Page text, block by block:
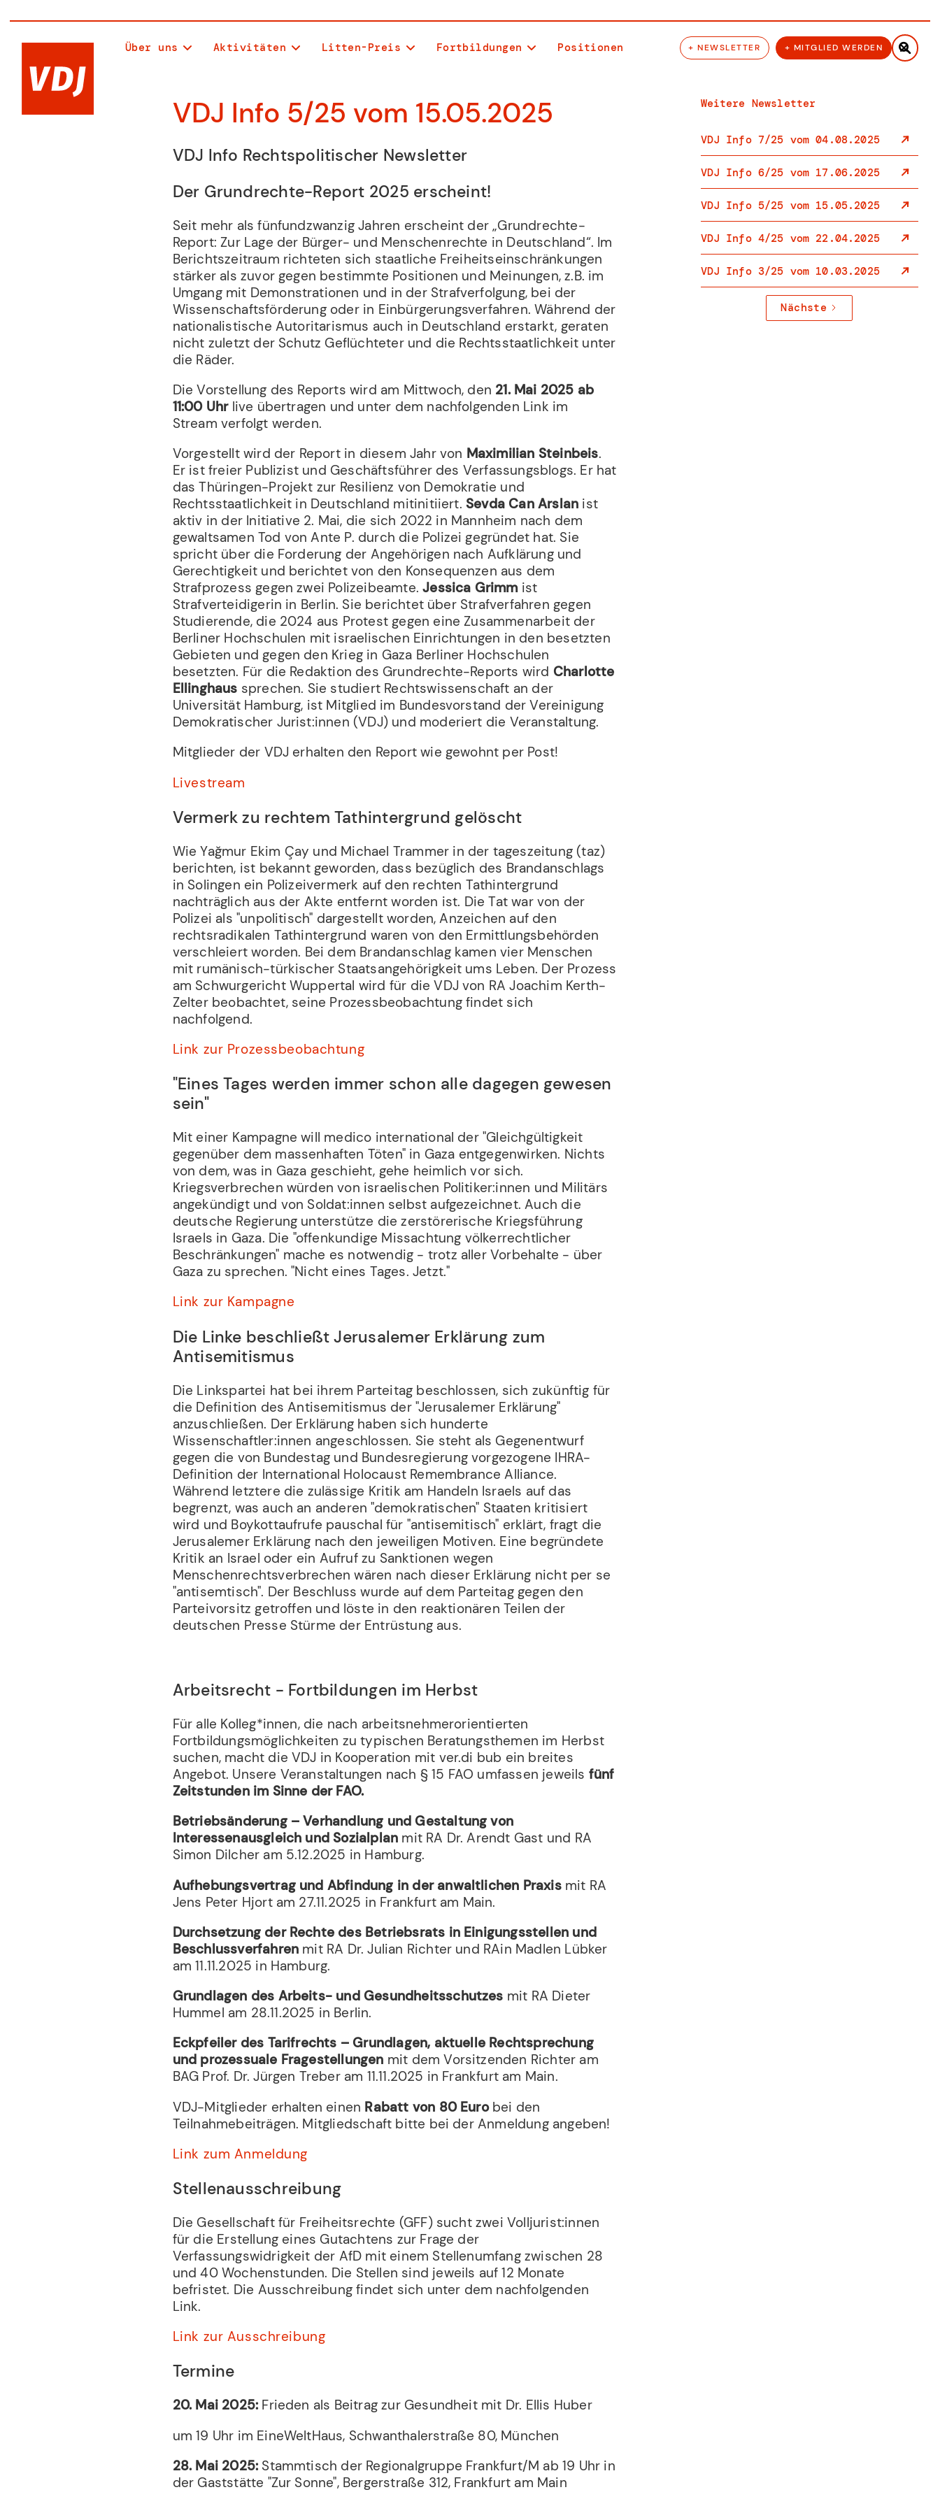
Über uns Aktivitäten Litten-Preis Fortbildungen Positionen + NEWSLETTER + MITGLIED WERDEN 
VDJ Info 5/25 vom 15.05.2025
VDJ Info Rechtspolitischer Newsletter
Der Grundrechte-Report 2025 erscheint!
Seit mehr als fünfundzwanzig Jahren erscheint der „Grundrechte-
Report: Zur Lage der Bürger- und Menschenrechte in Deutschland“. Im
Berichtszeitraum richteten sich staatliche Freiheitseinschränkungen
stärker als zuvor gegen bestimmte Positionen und Meinungen, z.B. im
Umgang mit Demonstrationen und in der Strafverfolgung, bei der
Wissenschaftsförderung oder in Einbürgerungsverfahren. Während der
nationalistische Autoritarismus auch in Deutschland erstarkt, geraten
nicht zuletzt der Schutz Geflüchteter und die Rechtsstaatlichkeit unter
die Räder.
Die Vorstellung des Reports wird am Mittwoch, den 21. Mai 2025 ab
11:00 Uhrlive übertragen und unter dem nachfolgenden Link im
Stream verfolgt werden.
Vorgestellt wird der Report in diesem Jahr von Maximilian Steinbeis.
Er ist freier Publizist und Geschäftsführer des Verfassungsblogs. Er hat
das Thüringen-Projekt zur Resilienz von Demokratie und
Rechtsstaatlichkeit in Deutschland mitinitiiert.Sevda Can Arslan ist
aktiv in der Initiative 2. Mai, die sich 2022 in Mannheim nach dem
gewaltsamen Tod von Ante P. durch die Polizei gegründet hat. Sie
spricht über die Forderung der Angehörigen nach Aufklärung und
Gerechtigkeit und berichtet von den Konsequenzen aus dem
Strafprozess gegen zwei Polizeibeamte.Jessica Grimm ist
Strafverteidigerin in Berlin. Sie berichtet über Strafverfahren gegen
Studierende, die 2024 aus Protest gegen eine Zusammenarbeit der
Berliner Hochschulen mit israelischen Einrichtungen in den besetzten
Gebieten und gegen den Krieg in Gaza Berliner Hochschulen
besetzten. Für die Redaktion des Grundrechte-Reports wird Charlotte
Ellinghaus sprechen. Sie studiert Rechtswissenschaft an der
Universität Hamburg, ist Mitglied im Bundesvorstand der Vereinigung
Demokratischer Jurist:innen (VDJ) und moderiert die Veranstaltung.
Mitglieder der VDJ erhalten den Report wie gewohnt per Post!
Livestream
Vermerk zu rechtem Tathintergrund gelöscht
Wie Yağmur Ekim Çay und Michael Trammer in der tageszeitung (taz)
berichten, ist bekannt geworden, dass bezüglich des Brandanschlags
in Solingen ein Polizeivermerk auf den rechten Tathintergrund
nachträglich aus der Akte entfernt worden ist. Die Tat war von der
Polizei als "unpolitisch" dargestellt worden, Anzeichen auf den
rechtsradikalen Tathintergrund waren von den Ermittlungsbehörden
verschleiert worden. Bei dem Brandanschlag kamen vier Menschen
mit rumänisch-türkischer Staatsangehörigkeit ums Leben. Der Prozess
am Schwurgericht Wuppertal wird für die VDJ von RA Joachim Kerth-
Zelter beobachtet, seine Prozessbeobachtung findet sich
nachfolgend.
Link zur Prozessbeobachtung
"Eines Tages werden immer schon alle dagegen gewesen
sein"
Mit einer Kampagne will medico international der "Gleichgültigkeit
gegenüber dem massenhaften Töten" in Gaza entgegenwirken. Nichts
von dem, was in Gaza geschieht, gehe heimlich vor sich.
Kriegsverbrechen würden von israelischen Politiker:innen und Militärs
angekündigt und von Soldat:innen selbst aufgezeichnet. Auch die
deutsche Regierung unterstütze die zerstörerische Kriegsführung
Israels in Gaza. Die "offenkundige Missachtung völkerrechtlicher
Beschränkungen" mache es notwendig - trotz aller Vorbehalte - über
Gaza zu sprechen. "Nicht eines Tages. Jetzt."
Link zur Kampagne
Die Linke beschließt Jerusalemer Erklärung zum
Antisemitismus
Die Linkspartei hat bei ihrem Parteitag beschlossen, sich zukünftig für
die Definition des Antisemitismus der "Jerusalemer Erklärung"
anzuschließen. Der Erklärung haben sich hunderte
Wissenschaftler:innen angeschlossen. Sie steht als Gegenentwurf
gegen die von Bundestag und Bundesregierung vorgezogene IHRA-
Definition der International Holocaust Remembrance Alliance.
Während letztere die zulässige Kritik am Handeln Israels auf das
begrenzt, was auch an anderen "demokratischen" Staaten kritisiert
wird und Boykottaufrufe pauschal für "antisemitisch" erklärt, fragt die
Jerusalemer Erklärung nach den jeweiligen Motiven. Eine begründete
Kritik an Israel oder ein Aufruf zu Sanktionen wegen
Menschenrechtsverbrechen wären nach dieser Erklärung nicht per se
"antisemtisch". Der Beschluss wurde auf dem Parteitag gegen den
Parteivorsitz getroffen und löste in den reaktionären Teilen der
deutschen Presse Stürme der Entrüstung aus.
Arbeitsrecht - Fortbildungen im Herbst
Für alle Kolleg*innen, die nach arbeitsnehmerorientierten
Fortbildungsmöglichkeiten zu typischen Beratungsthemen im Herbst
suchen, macht die VDJ in Kooperation mit ver.di bub ein breites
Angebot. Unsere Veranstaltungen nach § 15 FAO umfassen jeweils fünf
Zeitstunden im Sinne der FAO.
Betriebsänderung – Verhandlung und Gestaltung von
Interessenausgleich und Sozialplan mit RA Dr. Arendt Gast und RA
Simon Dilcher am 5.12.2025 in Hamburg.
Aufhebungsvertrag und Abfindung in der anwaltlichen Praxismit RA
Jens Peter Hjort am 27.11.2025 in Frankfurt am Main.
Durchsetzung der Rechte des Betriebsrats in Einigungsstellen und
Beschlussverfahren mit RA Dr. Julian Richter und RAin Madlen Lübker
am 11.11.2025 in Hamburg.
Grundlagen des Arbeits- und Gesundheitsschutzes mit RA Dieter
Hummel am 28.11.2025 in Berlin.
Eckpfeiler des Tarifrechts – Grundlagen, aktuelle Rechtsprechung
und prozessuale Fragestellungen mit dem Vorsitzenden Richter am
BAG Prof. Dr. Jürgen Treber am 11.11.2025 in Frankfurt am Main.
VDJ-Mitglieder erhalten einen Rabatt von 80 Eurobei den
Teilnahmebeiträgen. Mitgliedschaft bitte bei der Anmeldung angeben!
Link zum Anmeldung
Stellenausschreibung
Die Gesellschaft für Freiheitsrechte (GFF) sucht zwei Volljurist:innen
für die Erstellung eines Gutachtens zur Frage der
Verfassungswidrigkeit der AfD mit einem Stellenumfang zwischen 28
und 40 Wochenstunden. Die Stellen sind jeweils auf 12 Monate
befristet. Die Ausschreibung findet sich unter dem nachfolgenden
Link.
Link zur Ausschreibung
Termine
20. Mai 2025: Frieden als Beitrag zur Gesundheit mit Dr. Ellis Huber
um 19 Uhr im EineWeltHaus, Schwanthalerstraße 80, München
28. Mai 2025: Stammtisch der Regionalgruppe Frankfurt/M ab 19 Uhr in
der Gaststätte "Zur Sonne", Bergerstraße 312, Frankfurt am Main
Weitere Newsletter
VDJ Info 7/25 vom 04.08.2025
VDJ Info 6/25 vom 17.06.2025
VDJ Info 5/25 vom 15.05.2025
VDJ Info 4/25 vom 22.04.2025
VDJ Info 3/25 vom 10.03.2025
Nächste